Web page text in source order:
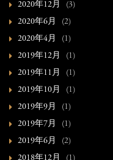
2020年12月
(3)
2020年6月
(2)
2020年4月
(1)
2019年12月
(1)
2019年11月
(1)
2019年10月
(1)
2019年9月
(1)
2019年7月
(1)
2019年6月
(2)
2018年12月
(1)